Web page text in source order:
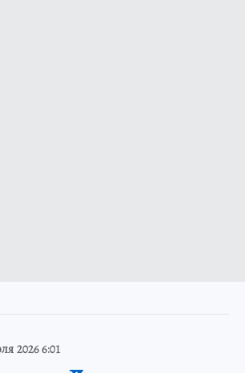
2026 6:01